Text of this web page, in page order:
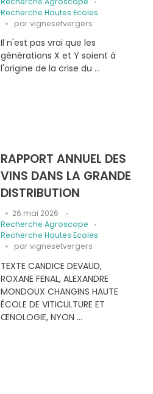
Recherche Hautes Ecoles
par vignesetvergers
Il n'est pas vrai que les
générations X et Y soient à
l'origine de la crise du ...
RAPPORT ANNUEL DES
VINS DANS LA GRANDE
DISTRIBUTION
26 mai 2026
Recherche Agroscope
Recherche Hautes Ecoles
par vignesetvergers
TEXTE CANDICE DEVAUD,
ROXANE FENAL, ALEXANDRE
MONDOUX CHANGINS HAUTE
ÉCOLE DE VITICULTURE ET
ŒNOLOGIE, NYON ...